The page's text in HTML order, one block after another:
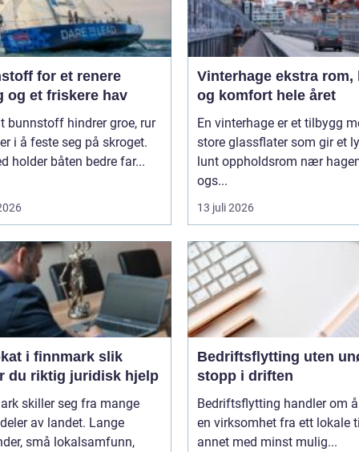
for et renere
og et friskere hav
bunnstoff hindrer groe, rur
i å feste seg på skroget.
holder båten bedre far...
Vinterhage ekstra rom, lys
og komfort hele året
En vinterhage er et tilbygg
store glassflater som gir et
lunt oppholdsrom nær
ogs...
13 juli 2026
i finnmark slik
du riktig juridisk hjelp
skiller seg fra mange
av landet. Lange
små lokalsamfunn,
Bedriftsflytting uten
stopp i driften
Bedriftsflytting handler om
en virksomhet fra ett lokale
annet med minst mulig...